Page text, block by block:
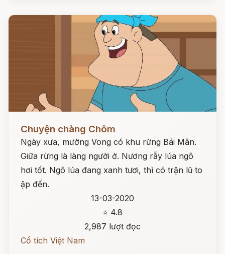
Chuyện chàng Chôm
Ngày xưa, mường Vong có khu rừng Bái Mân.
Giữa rừng là làng người ở. Nương rẫy lúa ngô
hơi tốt. Ngô lúa đang xanh tươi, thì có trận lũ to
ập đến.
13-03-2020
⭐ 4.8
2,987 lượt đọc
Cổ tích Việt Nam